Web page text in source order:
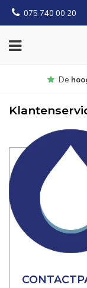
075 740 00 20